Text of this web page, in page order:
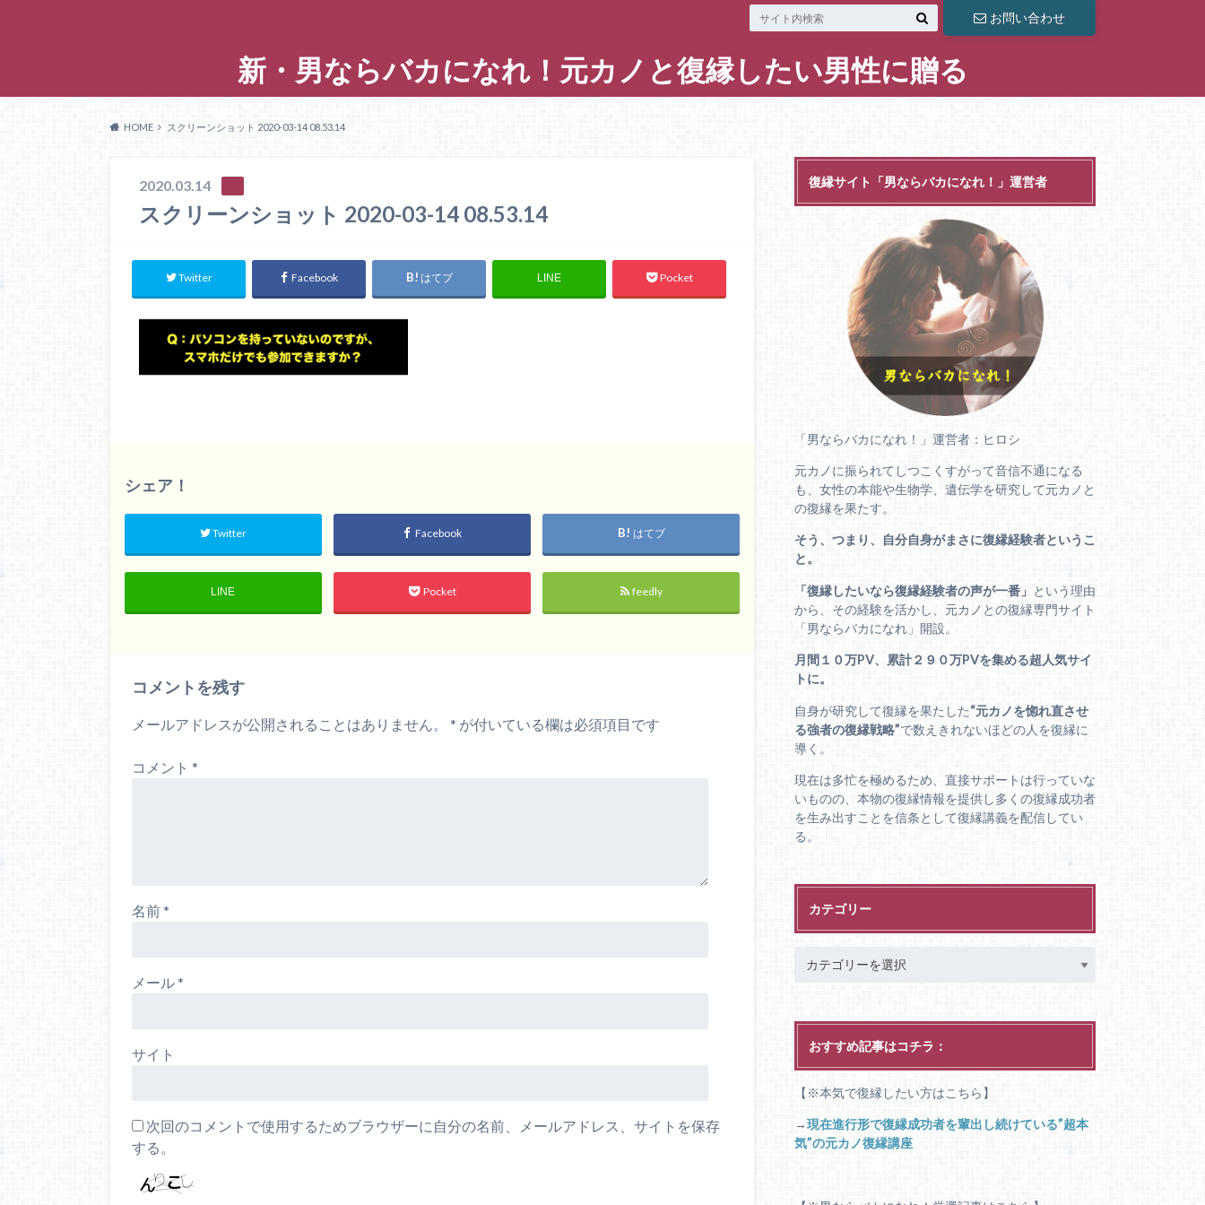
新・男ならバカになれ！元カノと復縁したい男性に贈る
お問い合わせ
HOME スクリーンショット 2020-03-14 08.53.14
2020.03.14
スクリーンショット 2020-03-14 08.53.14
Twitter Facebook はてブ LINE Pocket
シェア！
Twitter Facebook はてブ
LINE Pocket feedly
コメントを残す
メールアドレスが公開されることはありません。 * が付いている欄は必須項目です
コメント *
名前*
メール*
サイト
次回のコメントで使用するためブラウザーに自分の名前、メールアドレス、サイトを保存
する。
復縁サイト「男ならバカになれ！」運営者
「男ならバカになれ！」運営者：ヒロシ
元カノに振られてしつこくすがって音信不通になる
も、女性の本能や生物学、遺伝学を研究して元カノと
の復縁を果たす。
そう、つまり、自分自身がまさに復縁経験者というこ
と。
「復縁したいなら復縁経験者の声が一番」 という理由
から、その経験を活かし、元カノとの復縁専門サイト
「男ならバカになれ」開設。
月間１０万PV、累計２９０万PVを集める超人気サイ
トに。
自身が研究して復縁を果たした“元カノを惚れ直させ
る強者の復縁戦略”で数えきれないほどの人を復縁に
導く。
現在は多忙を極めるため、直接サポートは行っていな
いものの、本物の復縁情報を提供し多くの復縁成功者
を生み出すことを信条として復縁講義を配信してい
る。
カテゴリー
おすすめ記事はコチラ：
【※本気で復縁したい方はこちら】
→現在進行形で復縁成功者を輩出し続けている”超本
気”の元カノ復縁講座